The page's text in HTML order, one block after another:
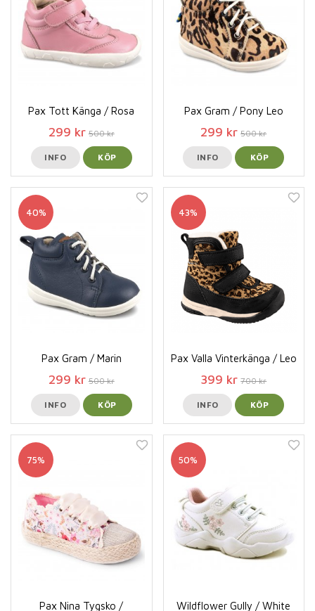
Pax Tott Känga / Rosa
299 kr 500 kr
INFO KÖP
Pax Gram / Pony Leo
299 kr 500 kr
INFO KÖP
40%
Pax Gram / Marin
299 kr 500 kr
INFO KÖP
43%
Pax Valla Vinterkänga / Leo
399 kr 700 kr
INFO KÖP
75%
Pax Nina Tygsko /
50%
Wildflower Gully / White